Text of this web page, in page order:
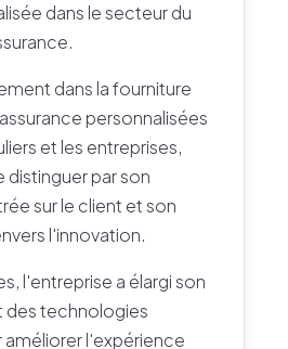
dans le secteur du
dans la fourniture
personnalisées
et les entreprises,
distinguer par son
sur le client et son
l'innovation.
l'entreprise a élargi son
des technologies
améliorer l'expérience